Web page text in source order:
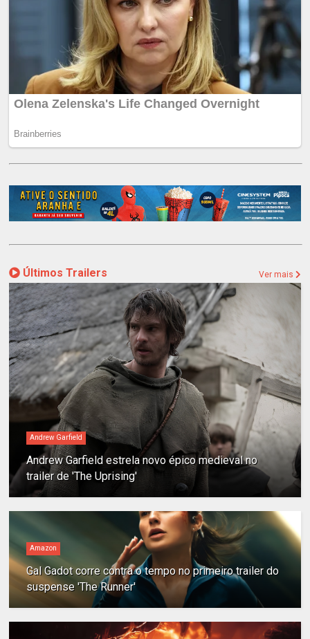
Últimos Trailers Ver mais
Andrew Garfield
Andrew Garfield estrela novo épico medieval no
trailer de 'The Uprising'
Amazon
Gal Gadot corre contra o tempo no primeiro trailer do
suspense 'The Runner'